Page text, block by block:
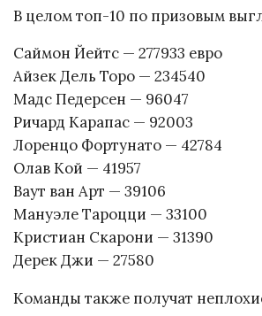
В целом топ-10 по призовым
Саймон Йейтс — 277933 евро
Айзек Дель Торо — 234540
Мадс Педерсен — 96047
Ричард Карапас — 92003
Лоренцо Фортунато — 42784
Олав Кой — 41957
Ваут ван Арт — 39106
Мануэле Тароцци — 33100
Кристиан Скарони — 31390
Дерек Джи — 27580
Команды также получат